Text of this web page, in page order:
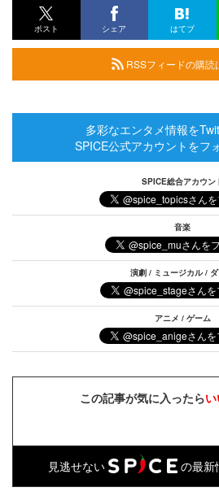
ポスト シェア はてブ
RSSフィードの購読
多彩なエンタメ情報を
SPICE公式アカウントをフ
SPICE総合アカウン
音楽
演劇 / ミュージカル /
アニメ / ゲーム
この記事が気に入ったらい
見逃せない の最新